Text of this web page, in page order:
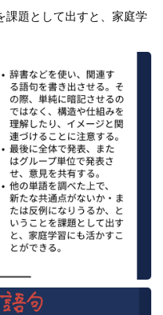
課題として出すと、家庭学